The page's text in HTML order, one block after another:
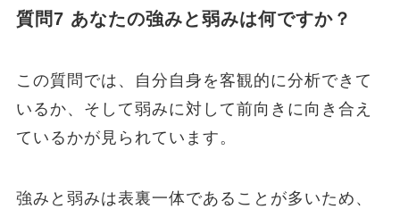
質問7 あなたの強みと弱みは何ですか？
この質問では、自分自身を客観的に分析できて
いるか、そして弱みに対して前向きに向き合え
ているかが見られています。
強みと弱みは表裏一体であることが多いため、